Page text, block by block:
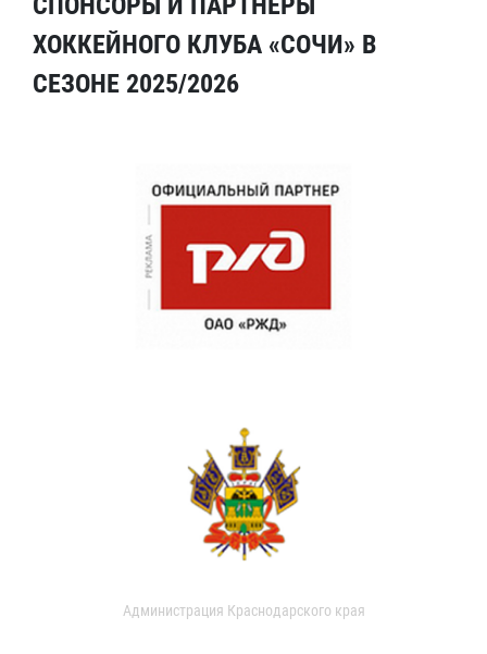
ХОККЕЙНОГО КЛУБА «СОЧИ» В
СЕЗОНЕ 2025/2026
Администрация Краснодарского края